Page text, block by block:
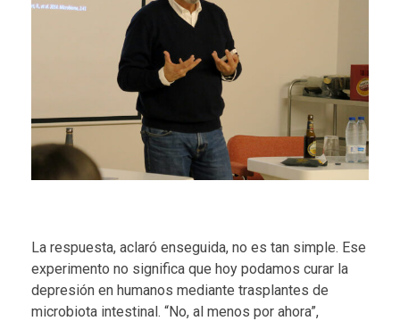
La respuesta, aclaró enseguida, no es tan simple. Ese
experimento no significa que hoy podamos curar la
depresión en humanos mediante trasplantes de
microbiota intestinal. “No, al menos por ahora”,